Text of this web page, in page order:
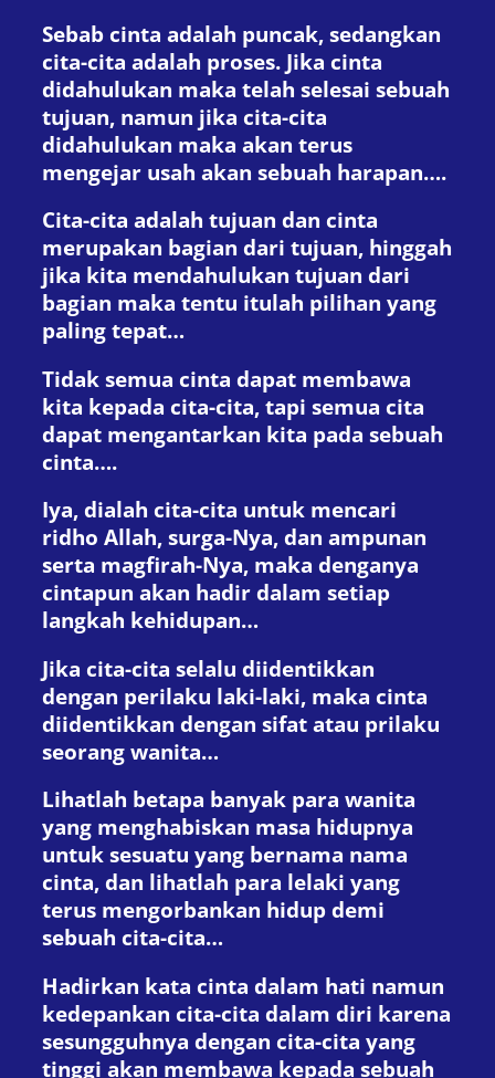
Sebab cinta adalah puncak, sedangkan
cita-cita adalah proses. Jika cinta
didahulukan maka telah selesai sebuah
tujuan, namun jika cita-cita
didahulukan maka akan terus
mengejar usah akan sebuah harapan….
Cita-cita adalah tujuan dan cinta
merupakan bagian dari tujuan, hinggah
jika kita mendahulukan tujuan dari
bagian maka tentu itulah pilihan yang
paling tepat…
Tidak semua cinta dapat membawa
kita kepada cita-cita, tapi semua cita
dapat mengantarkan kita pada sebuah
cinta….
Iya, dialah cita-cita untuk mencari
ridho Allah, surga-Nya, dan ampunan
serta magfirah-Nya, maka denganya
cintapun akan hadir dalam setiap
langkah kehidupan…
Jika cita-cita selalu diidentikkan
dengan perilaku laki-laki, maka cinta
diidentikkan dengan sifat atau prilaku
seorang wanita…
Lihatlah betapa banyak para wanita
yang menghabiskan masa hidupnya
untuk sesuatu yang bernama nama
cinta, dan lihatlah para lelaki yang
terus mengorbankan hidup demi
sebuah cita-cita…
Hadirkan kata cinta dalam hati namun
kedepankan cita-cita dalam diri karena
sesungguhnya dengan cita-cita yang
tinggi akan membawa kepada sebuah